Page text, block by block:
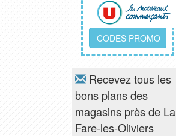
CODES PROMO
Recevez tous les
bons plans des
magasins près de La
Fare-les-Oliviers